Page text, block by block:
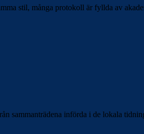
stil, många protokoll är fyllda av
sammanträdena införda i de lokala